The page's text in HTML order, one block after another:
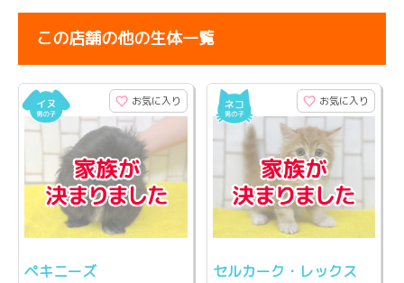
この店舗の他の生体一覧
お気に入り
ペキニーズ
お気に入り
セルカーク・レックス